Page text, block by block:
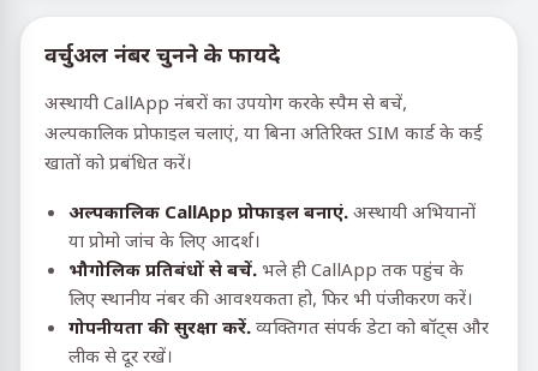
वर्चुअल नंबर चुनने के फायदे
अस्थायी CallApp नंबरों का उपयोग करके स्पैम से बचें,
अल्पकालिक प्रोफाइल चलाएं, या बिना अतिरिक्त SIM कार्ड के कई
खातों को प्रबंधित करें।
अल्पकालिक CallApp प्रोफाइल बनाएं. अस्थायी अभियानों
या प्रोमो जांच के लिए आदर्श।
भौगोलिक प्रतिबंधों से बचें. भले ही CallApp तक पहुंच के
लिए स्थानीय नंबर की आवश्यकता हो, फिर भी पंजीकरण करें।
गोपनीयता की सुरक्षा करें. व्यक्तिगत संपर्क डेटा को बॉट्स और
लीक से दूर रखें।